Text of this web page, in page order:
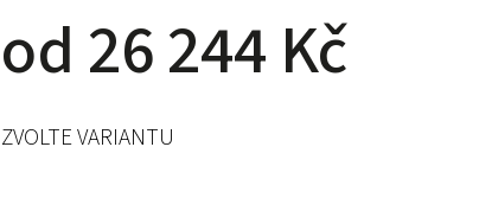
od 26 244 Kč
ZVOLTE VARIANTU